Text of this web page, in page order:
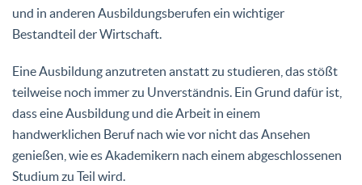
und in anderen Ausbildungsberufen ein wichtiger
Bestandteil der Wirtschaft.
Eine Ausbildung anzutreten anstatt zu studieren, das stößt
teilweise noch immer zu Unverständnis. Ein Grund dafür ist,
dass eine Ausbildung und die Arbeit in einem
handwerklichen Beruf nach wie vor nicht das Ansehen
genießen, wie es Akademikern nach einem abgeschlossenen
Studium zu Teil wird.